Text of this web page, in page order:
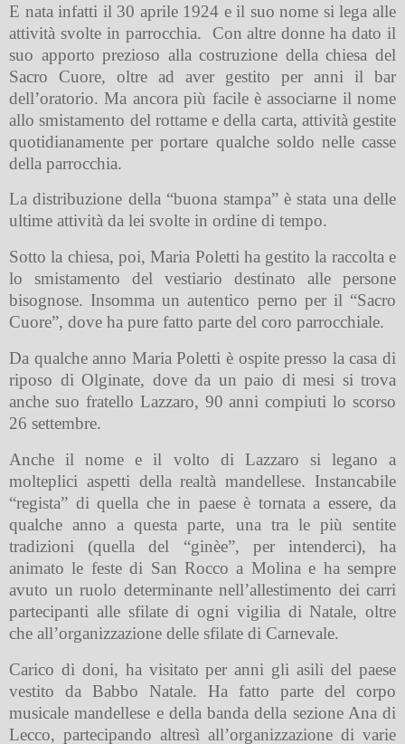
E nata infatti il 30 aprile 1924 e il suo nome si lega alle
attività svolte in parrocchia.
Con altre donne ha dato il
suo apporto prezioso alla costruzione della chiesa del
Sacro Cuore, oltre ad aver gestito per anni il bar
dell’oratorio. Ma ancora più facile è associarne il nome
allo smistamento del rottame e della carta, attività gestite
quotidianamente per portare qualche soldo nelle casse
della parrocchia.
La distribuzione della “buona stampa” è stata una delle
ultime attività da lei svolte in ordine di tempo.
Sotto la chiesa, poi, Maria Poletti ha gestito la raccolta e
lo smistamento del vestiario destinato alle persone
bisognose. Insomma un autentico perno per il “Sacro
Cuore”, dove ha pure fatto parte del coro parrocchiale.
Da qualche anno Maria Poletti è ospite presso la casa di
riposo di Olginate, dove da un paio di mesi si trova
anche suo fratello Lazzaro, 90 anni compiuti lo scorso
26 settembre.
Anche il nome e il volto di Lazzaro si legano a
molteplici aspetti della realtà mandellese. Instancabile
“regista” di quella che in paese è tornata a essere, da
qualche anno a questa parte, una tra le più sentite
tradizioni (quella del “ginèe”, per intenderci), ha
animato le feste di San Rocco a Molina e ha sempre
avuto un ruolo determinante nell’allestimento dei carri
partecipanti alle sfilate di ogni vigilia di Natale, oltre
che all’organizzazione delle sfilate di Carnevale.
Carico di doni, ha visitato per anni gli asili del paese
vestito da Babbo Natale. Ha fatto parte del corpo
musicale mandellese e della banda della sezione Ana di
Lecco, partecipando altresì all’organizzazione di varie